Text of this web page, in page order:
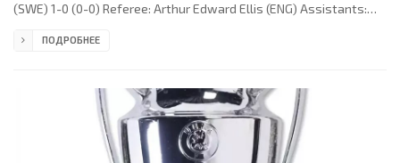
(SWE) 1-0 (0-0) Referee: Arthur Edward Ellis (ENG) Assistants:
(p). HIBERNIAN F.C. (coach: Hugh Shaw): 1. Tommy Yonger, 2. Willie
Combe, 9. James Mulkerrin, 10. Eddie Turnbull, 11.
ПОДРОБНЕЕ